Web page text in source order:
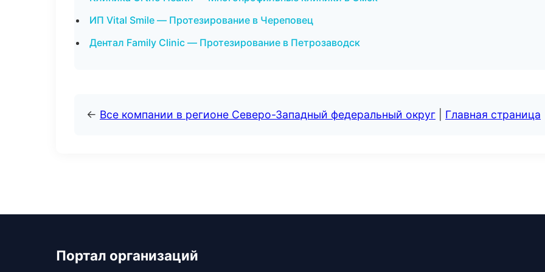
ИП Vital Smile — Протезирование в Череповец
Дентал Family Clinic — Протезирование в Петрозаводск
← Все компании в регионе Северо-Западный федеральный округ Главная страница
Портал организаций